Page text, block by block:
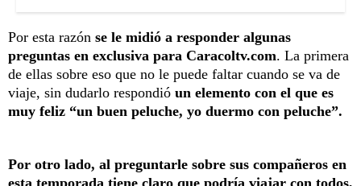
Por esta razón se le midió a responder algunas
preguntas en exclusiva para Caracoltv.com. La primera
de ellas sobre eso que no le puede faltar cuando se va de
viaje, sin dudarlo respondió un elemento con el que es
muy feliz “un buen peluche, yo duermo con peluche”.
Por otro lado, al preguntarle sobre sus compañeros en
esta temporada tiene claro que podría viajar con todos,